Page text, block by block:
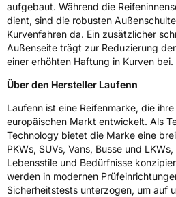
HerstellerkontaktHankook Tire
D-63263 Neu-
aufgebaut. Während die
dient, sind die robusten
Kurvenfahren da. Ein zusätzlicher
Außenseite trägt zur Reduzierung
einer erhöhten Haftung in Kurven bei.
Über den Hersteller Laufenn
Laufenn ist eine Reifenmarke, die
europäischen Markt entwickelt. Als
Technology bietet die Marke eine
PKWs, SUVs, Vans, Busse und
Lebensstile und Bedürfnisse
werden in modernen
Sicherheitstests unterzogen, um auf